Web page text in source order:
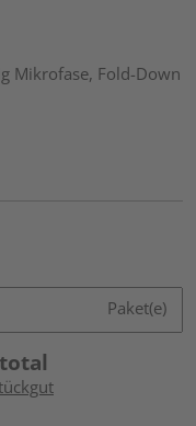
Mikrofase, Fold-Down
Paket(e)